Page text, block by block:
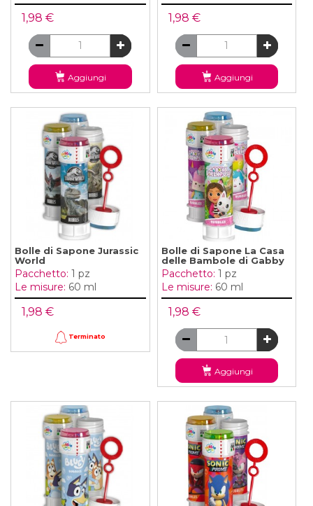
1,98 €
Aggiungi
1,98 €
Aggiungi
Bolle di Sapone Jurassic
World
Pacchetto: 1 pz
Le misure: 60 ml
1,98 €
Terminato
Bolle di Sapone La Casa
delle Bambole di Gabby
Pacchetto: 1 pz
Le misure: 60 ml
1,98 €
Aggiungi